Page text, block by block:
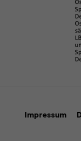
Impressum